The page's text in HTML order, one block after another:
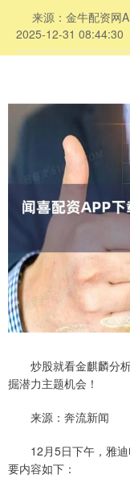
来源：金牛配资网
2025-12-31 08:44:30
炒股就看金麒麟分析
掘潜力主题机会！
来源：奔流新闻
12月5日下午，雅迪
要内容如下：